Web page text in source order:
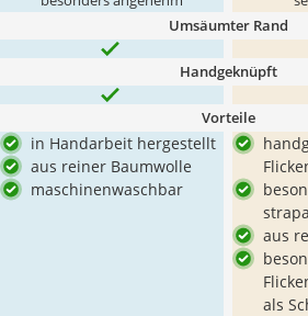
Umsäumter Rand
Handgeknüpft
Vorteile
in Handarbeit hergestellt
aus reiner Baumwolle
maschinenwaschbar
aus
als